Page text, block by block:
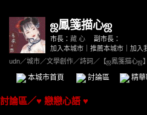
ஜ鳳箋描心ஜ
市長： 藏 心
副市長：
加入本城市
推薦本城市 加入
udn／城市／文學創作／詩詞 ／ 【ஜ鳳箋描心ஜ
本城市首頁 討論區 精華
討論區／♥ 戀戀心語 ♥